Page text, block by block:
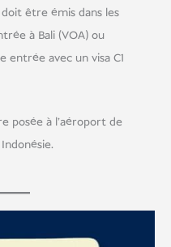
être émis dans les
à Bali (VOA) ou
entrée avec un visa C1
posée à l'aéroport de